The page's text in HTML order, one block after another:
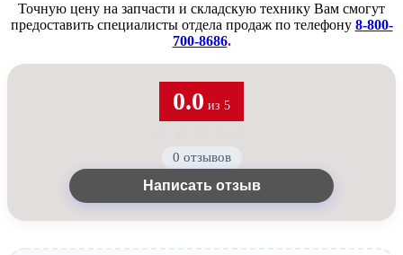
Точную цену на запчасти и складскую технику Вам смогут
предоставить специалисты отдела продаж по телефону 8-800-
700-8686.
0.0 из 5
0 отзывов
Написать отзыв